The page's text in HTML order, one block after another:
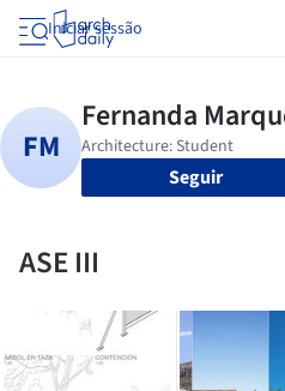
Iniciar sessão
Seguir
ASE III